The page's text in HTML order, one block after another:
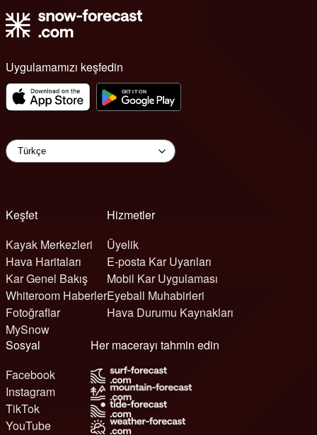
Uygulamamızı keşfedin
Keşfet
Kayak Merkezleri
Hava Haritaları
Kar Genel Bakış
Whiteroom Haberler
Fotoğraflar
MySnow
Hizmetler
Üyelik
E-posta Kar Uyarıları
Mobil Kar Uygulaması
Eyeball Muhabirleri
Hava Durumu Kaynakları
Sosyal
Facebook
Instagram
TikTok
YouTube
Her macerayı tahmin edin